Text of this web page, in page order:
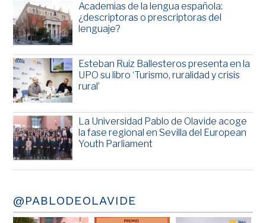
Academias de la lengua española:
¿descriptoras o prescriptoras del
lenguaje?
Esteban Ruiz Ballesteros presenta en la
UPO su libro ‘Turismo, ruralidad y crisis
rural’
La Universidad Pablo de Olavide acoge
la fase regional en Sevilla del European
Youth Parliament
@PABLODEOLAVIDE